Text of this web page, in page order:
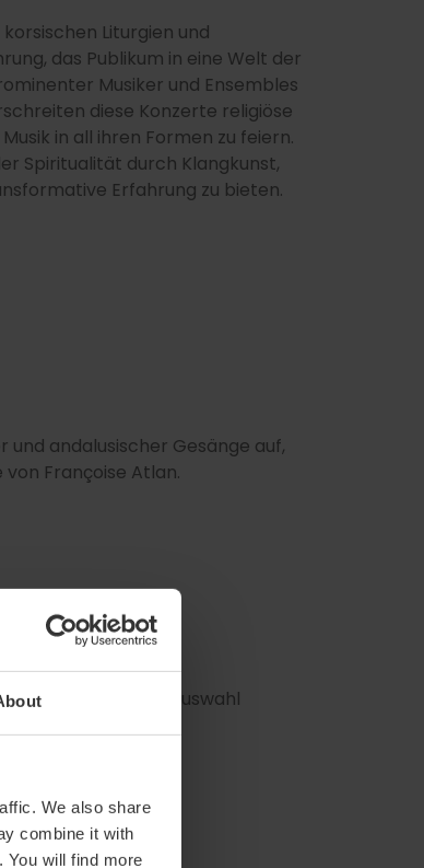
We also share
combine it with
You will find more
Liturgien und
das Publikum in eine Welt der
Musiker und Ensembles
diese Konzerte religiöse
in all ihren Formen zu feiern.
Spiritualität durch Klangkunst,
Erfahrung zu bieten.
andalusischer Gesänge auf,
Françoise Atlan.
präsentiert eine Auswahl